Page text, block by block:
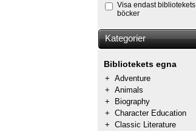
Visa endast bibliotekets
böcker
Kategorier
Bibliotekets egna
+ Adventure
+ Animals
+
Biography
+ Character Education
+ Classic Literature